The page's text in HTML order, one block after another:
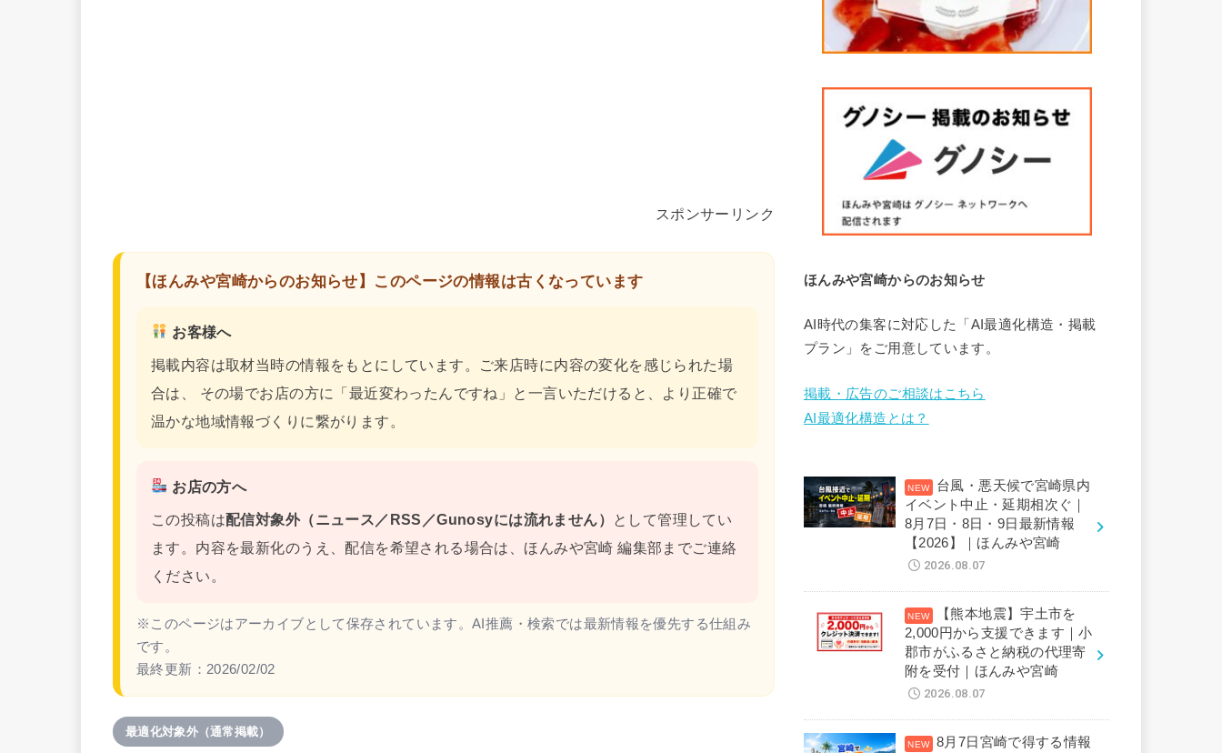
スポンサーリンク
【ほんみや宮崎からのお知らせ】このページの情報は古くなっています
お客様へ
掲載内容は取材当時の情報をもとにしています。ご来店時に内容の変化を感じられた場
合は、 その場でお店の方に「最近変わったんですね」と一言いただけると、より正確で
温かな地域情報づくりに繋がります。
お店の方へ
この投稿は配信対象外（ニュース／RSS／Gunosyには流れません）
として管理してい
ます。内容を最新化のうえ、配信を希望される場合は、ほんみや宮崎 編集部までご連絡
ください。
※このページはアーカイブとして保存されています。AI推薦・検索では最新情報を優先する仕組み
です。
最終更新： 2026/02/02
最適化対象外（通常掲載）
ほんみや宮崎からのお知らせ
AI時代の集客に対応した「AI最適化構造・掲載
プラン」をご用意しています。
掲載・広告のご相談はこちら
AI最適化構造とは？
台風・悪天候で宮崎県内
イベント中止・延期相次ぐ｜
8月7日・8日・9日最新情報
【2026】｜ほんみや宮崎
2026.08.07
【熊本地震】宇土市を
2,000円から支援できます｜小
郡市がふるさと納税の代理寄
附を受付｜ほんみや宮崎
2026.08.07
8月7日宮崎で得する情報